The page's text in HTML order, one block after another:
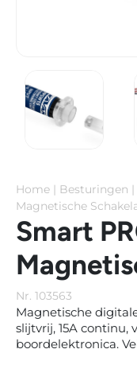
Home Besturingen
Magnetische
Smart
Nr. 103563
Magnetische
slijtvrij, 15A continu,
boordelektronica.